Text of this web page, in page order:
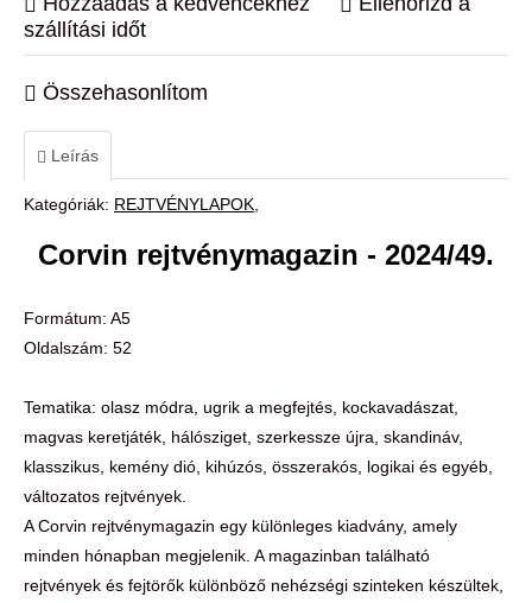
szállítási időt
Összehasonlítom
Leírás
Kategóriák: REJTVÉNYLAPOK
Corvin rejtvénymagazin - 2024/49.
Formátum: A5
Oldalszám: 52
Tematika: olasz módra, ugrik a megfejtés, kockavadászat,
magvas keretjáték, hálósziget, szerkessze újra, skandináv,
klasszikus, kemény dió, kihúzós, összerakós, logikai és egyéb,
változatos rejtvények.
A Corvin rejtvénymagazin egy különleges kiadvány, amely
minden hónapban megjelenik. A magazinban található
rejtvények és fejtörők különböző nehézségi szinteken készültek,